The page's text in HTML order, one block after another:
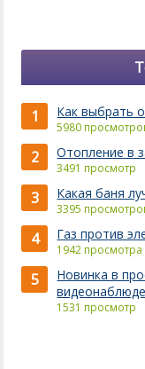
1 Как выбрать
5980
2 Отопление в
3491 просмотр
3 Какая баня
3395
4 Газ против
1942 просмотра
5
Новинка в
1531 просмотр